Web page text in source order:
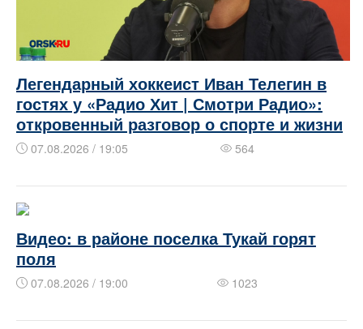
Легендарный хоккеист Иван Телегин в
гостях у «Радио Хит | Смотри Радио»:
откровенный разговор о спорте и жизни
07.08.2026 / 19:05 564
Видео: в районе поселка Тукай горят
поля
07.08.2026 / 19:00 1023